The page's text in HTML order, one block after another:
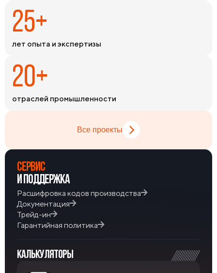
25+
лет опыта и экспертизы
20+
отраслей промышленности
Все проекты
СЕРВИС
И ПОДДЕРЖКА
Расшифровка кодов производства
Документация
Трейд-ин
Гарантийная политика
КАЛЬКУЛЯТОРЫ